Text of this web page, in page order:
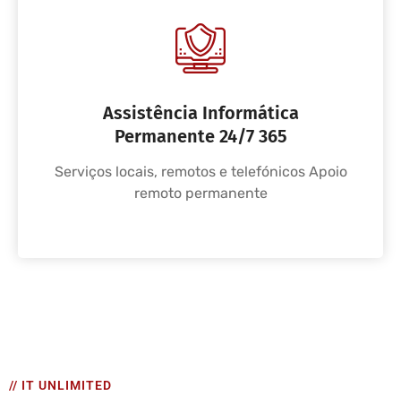
Assistência Informática
Permanente 24/7 365
Serviços locais, remotos e telefónicos Apoio
remoto permanente
// IT UNLIMITED